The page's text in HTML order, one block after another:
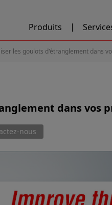
Produits
les goulots d'étranglement dans
dans vos
nous